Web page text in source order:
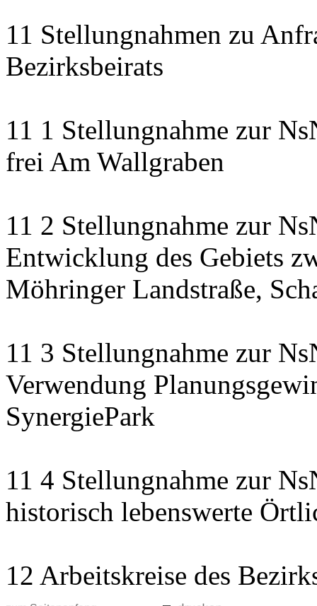
11 Stellungnahmen zu
Bezirksbeirats
11 1 Stellungnahme zur
frei Am Wallgraben
11 2 Stellungnahme zur
Entwicklung des Gebiets
Möhringer Landstraße,
11 3 Stellungnahme zur
Verwendung
SynergiePark
11 4 Stellungnahme zur
historisch lebenswerte
12 Arbeitskreise des